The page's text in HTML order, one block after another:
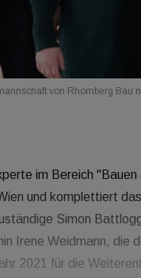
von Rhomberg Bau
im Bereich
und komplettiert
Simon
Irene Weidmann, die
2021 für die